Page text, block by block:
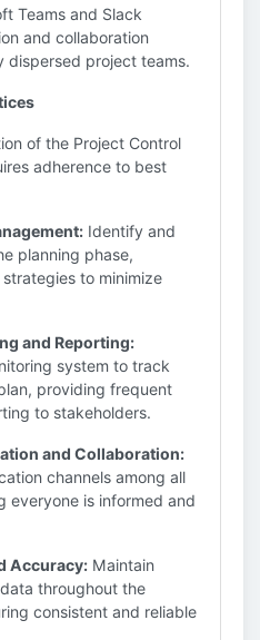
Teams and Slack
and collaboration
dispersed project teams.
of the Project Control
adherence to best
Identify and
planning phase,
to minimize
and Reporting:
system to track
providing frequent
to stakeholders.
and Collaboration:
channels among all
everyone is informed and
Accuracy: Maintain
throughout the
consistent and reliable